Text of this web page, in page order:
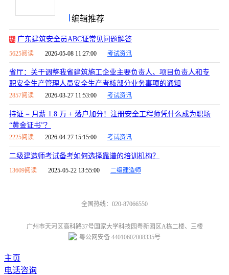
编辑推荐
热 广东建筑安全员ABC证常见问题解答
5625阅读 2026-05-08 11:27:00 考试资讯
省厅：关于调整我省建筑施工企业主要负责人、项目负责人和专
职安全生产管理人员安全生产考核部分业务事项的通知
2857阅读 2026-03-27 11:53:00 考试资讯
持证 = 月薪 1.8 万 + 落户加分！注册安全工程师凭什么成为职场
“黄金证书”？
2225阅读 2026-04-27 15:15:00 考试资讯
二级建造师考试备考如何选择靠谱的培训机构？
13609阅读 2025-05-22 13:55:00 二级建造师
全国热线：020-87066550
广州市天河区高科路37号国家大学科技园粤新园区A栋二楼、三楼
粤公网安备 44010602008335号
主页
电话咨询